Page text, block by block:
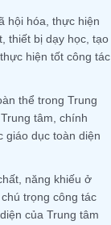
hội hóa, thực hiện
thiết bị dạy học, tạo
hiện tốt công tác
thể trong Trung
tâm, chính
giáo dục toàn diện
năng khiếu ở
trọng công tác
của Trung tâm